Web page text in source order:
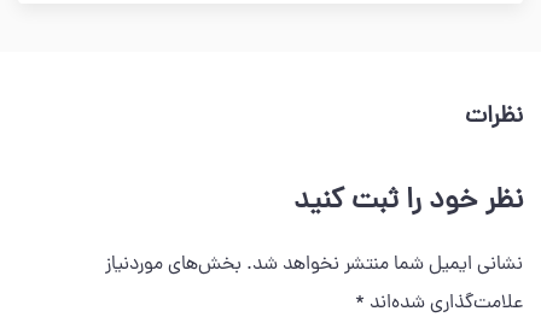
نظرات
نظر خود را ثبت کنید
نشانی ایمیل شما منتشر نخواهد شد. بخش‌های موردنیاز
علامت‌گذاری شده‌اند *